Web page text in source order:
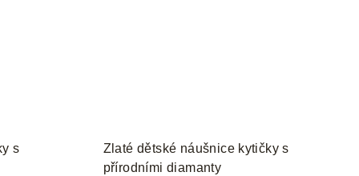
s
Zlaté dětské náušnice kytičky s
přírodními diamanty